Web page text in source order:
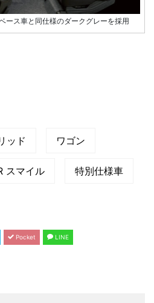
ース車と同仕様のダークグレーを採用
ッド ワゴン
スマイル 特別仕様車
Pocket LINE